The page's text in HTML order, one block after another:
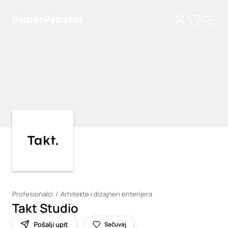
Profesionalci Arhitekte i dizajneri enterijera
Takt Studio
Pošalji upit Sačuvaj